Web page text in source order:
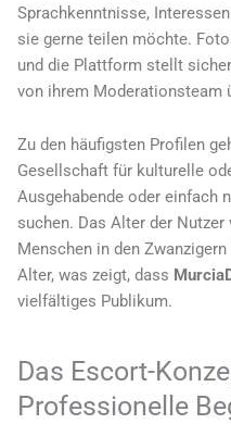
Sprachkenntnisse,
sie gerne teilen möchte.
und die Plattform stellt
von ihrem Moderationsteam
Zu den häufigsten Profilen
Gesellschaft für kulturelle
Ausgehabende oder einfach
suchen. Das Alter der
Menschen in den
Alter, was zeigt, dass
vielfältiges Publikum.
Das Escort-
Professionelle